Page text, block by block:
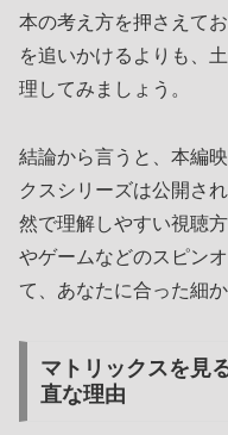
本の考え方を押さえて
を追いかけるよりも、
理してみましょう。
結論から言うと、本編
クスシリーズは公開さ
然で理解しやすい視聴
やゲームなどのスピン
て、あなたに合った細
マトリックスを見
直な理由